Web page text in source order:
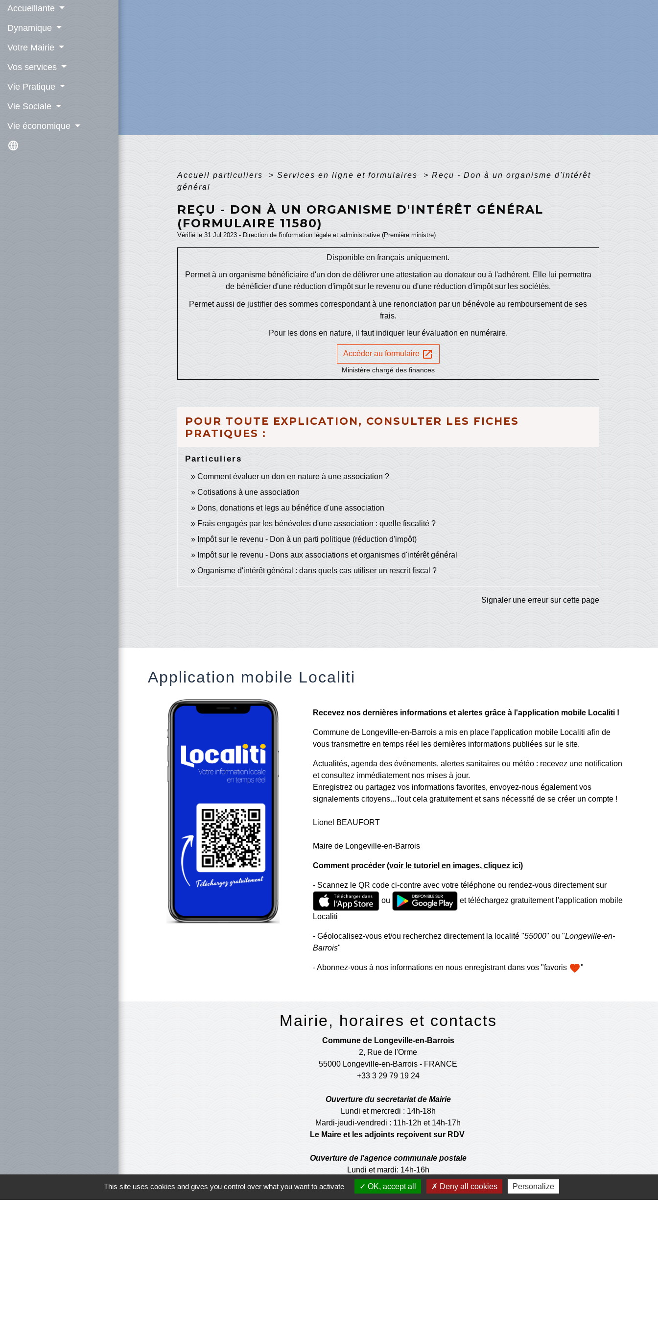
Accueillante
Dynamique
Votre Mairie
Vos services
Vie Pratique
Vie Sociale
Vie économique
language
Accueil particuliers > Services en ligne et formulaires > Reçu - Don à un organisme d'intérêt
général
REÇU - DON À UN ORGANISME D'INTÉRÊT GÉNÉRAL
(FORMULAIRE 11580)
Vérifié le 31 Jul 2023 - Direction de l'information légale et administrative (Première ministre)
Disponible en français uniquement.
Permet à un organisme bénéficiaire d'un don de délivrer une attestation au donateur ou à l'adhérent. Elle lui permettra
de bénéficier d'une réduction d'impôt sur le revenu ou d'une réduction d'impôt sur les sociétés.
Permet aussi de justifier des sommes correspondant à une renonciation par un bénévole au remboursement de ses
frais.
Pour les dons en nature, il faut indiquer leur évaluation en numéraire.
Accéder au formulaire open_in_new
Ministère chargé des finances
POUR TOUTE EXPLICATION, CONSULTER LES FICHES
PRATIQUES :
Particuliers
Comment évaluer un don en nature à une association ?
Cotisations à une association
Dons, donations et legs au bénéfice d'une association
Frais engagés par les bénévoles d'une association : quelle fiscalité ?
Impôt sur le revenu - Don à un parti politique (réduction d'impôt)
Impôt sur le revenu - Dons aux associations et organismes d'intérêt général
Organisme d'intérêt général : dans quels cas utiliser un rescrit fiscal ?
Signaler une erreur sur cette page
Application mobile Localiti
Recevez nos dernières informations et alertes grâce à l'application mobile Localiti !
Commune de Longeville-en-Barrois a mis en place l'application mobile Localiti afin de
vous transmettre en temps réel les dernières informations publiées sur le site.
Actualités, agenda des événements, alertes sanitaires ou météo : recevez une notification
et consultez immédiatement nos mises à jour.
Enregistrez ou partagez vos informations favorites, envoyez-nous également vos
signalements citoyens...Tout cela gratuitement et sans nécessité de se créer un compte !
Lionel BEAUFORT
Maire de Longeville-en-Barrois
Comment procéder (voir le tutoriel en images, cliquez ici)
- Scannez le QR code ci-contre avec votre téléphone ou rendez-vous directement sur
ou
et téléchargez gratuitement l'application mobile
Localiti
- Géolocalisez-vous et/ou recherchez directement la localité "55000" ou "Longeville-en-
Barrois"
- Abonnez-vous à nos informations en nous enregistrant dans vos "favoris favorite"
Mairie, horaires et contacts
Commune de Longeville-en-Barrois
2, Rue de l'Orme
55000 Longeville-en-Barrois - FRANCE
+33 3 29 79 19 24
Ouverture du secretariat de Mairie
Lundi et mercredi : 14h-18h
Mardi-jeudi-vendredi : 11h-12h et 14h-17h
Le Maire et les adjoints reçoivent sur RDV
Ouverture de l'agence communale postale
Lundi et mardi: 14h-16h
Mercredi :14h-18h
Jeudi et vendredi : 9h-11h
This site uses cookies and gives you control over what you want to activate OK, accept all Deny all cookies Personalize